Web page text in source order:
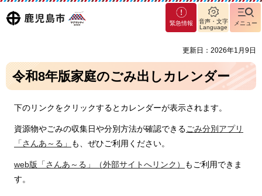
鹿児島
マグ
マシ
島市
緊急情報
音声・文字
Language
メニュー
更新日：2026年1月9日
令和8年版家庭のごみ出しカレンダー
下のリンクをクリックするとカレンダーが表示されます。
資源物やごみの収集日や分別方法が確認できるごみ分別アプリ
「さんあ～る」
も、ぜひご利用ください。
web版「さんあ～る」（外部サイトへリンク）
もご利用できま
す。